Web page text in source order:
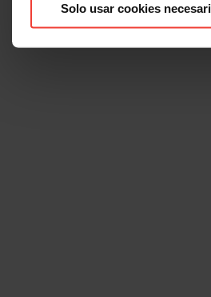
Solo usar cookies